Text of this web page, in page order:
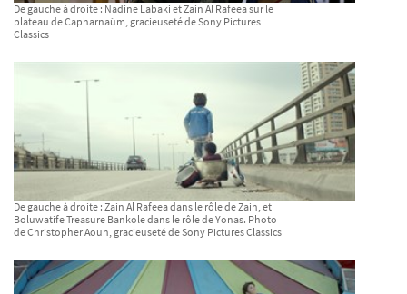
De gauche à droite : Nadine Labaki et Zain Al Rafeea sur le
plateau de Capharnaüm, gracieuseté de Sony Pictures
Classics
De gauche à droite : Zain Al Rafeea dans le rôle de Zain, et
Boluwatife Treasure Bankole dans le rôle de Yonas. Photo
de Christopher Aoun, gracieuseté de Sony Pictures Classics